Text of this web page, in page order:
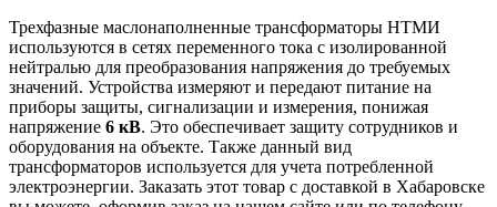
Трехфазные маслонаполненные трансформаторы НТМИ
используются в сетях переменного тока с изолированной
нейтралью для преобразования напряжения до требуемых
значений. Устройства измеряют и передают питание на
приборы защиты, сигнализации и измерения, понижая
напряжение 6 кВ. Это обеспечивает защиту сотрудников и
оборудования на объекте. Также данный вид
трансформаторов используется для учета потребленной
электроэнергии. Заказать этот товар с доставкой в Хабаровске